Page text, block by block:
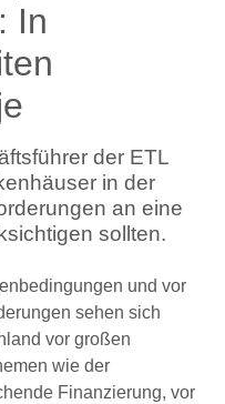
In
der ETL
in der
an eine
sollten.
und vor
sehen sich
vor großen
wie der
Finanzierung, vor